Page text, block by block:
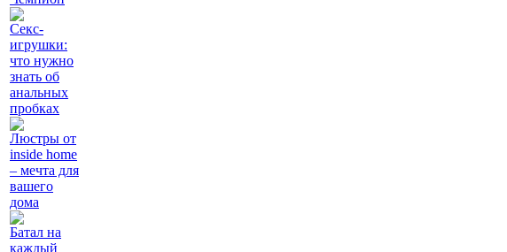
Секс-
игрушки:
что нужно
знать об
анальных
пробках
Люстры от
inside home
– мечта для
вашего
дома
Батал на
каждый